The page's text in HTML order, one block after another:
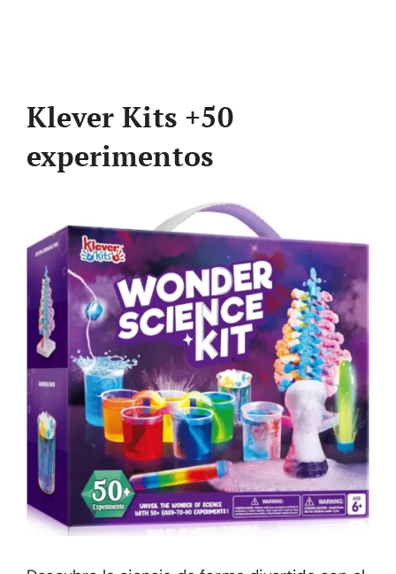
Klever Kits +50
experimentos